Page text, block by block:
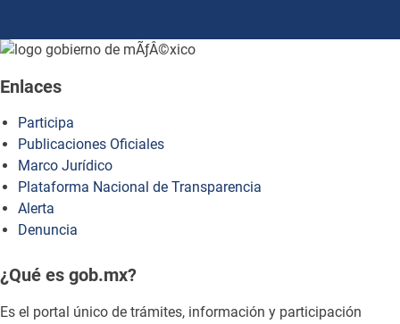
how to embed google map in website
Enlaces
Participa
Publicaciones Oficiales
Marco Jurídico
Plataforma Nacional de Transparencia
Alerta
Denuncia
¿Qué es gob.mx?
Es el portal único de trámites, información y participación